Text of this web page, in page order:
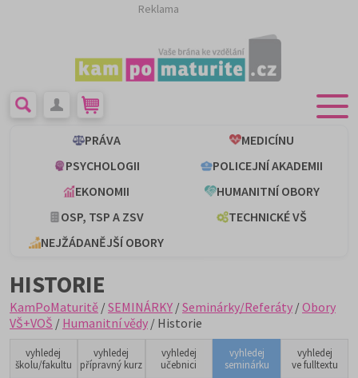
Reklama
PRÁVA
MEDICÍNU
PSYCHOLOGII
POLICEJNÍ AKADEMII
EKONOMII
HUMANITNÍ OBORY
OSP, TSP A ZSV
TECHNICKÉ VŠ
NEJŽÁDANĚJŠÍ OBORY
HISTORIE
KamPoMaturitě /SEMINÁRKY /Seminárky/Referáty /Obory
VŠ+VOŠ / Humanitní vědy / Historie
vyhledej
školu/fakultu
vyhledej
přípravný kurz
vyhledej
učebnici
vyhledej
seminárku
vyhledej
ve fulltextu